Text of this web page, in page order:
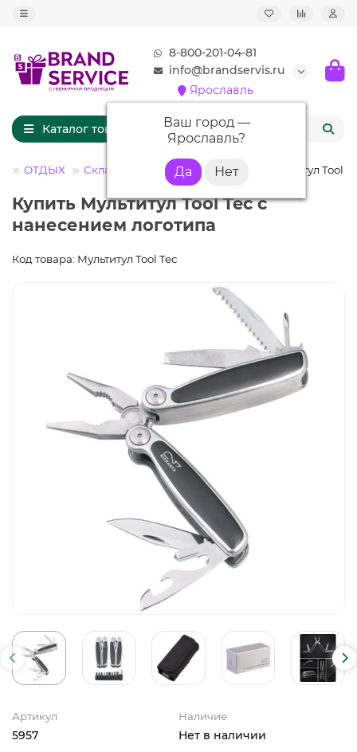
8-800-201-04-81
info@brandservis.ru
Ярославль
Ваш город —
Ярославль?
Каталог товаров
ОТДЫХ Складные ножи и мультитулы Мультитул Tool
Купить Мультитул Tool Tec с
нанесением логотипа
Код товара: Мультитул Tool Tec
Артикул
5957
Наличие
Нет в наличии